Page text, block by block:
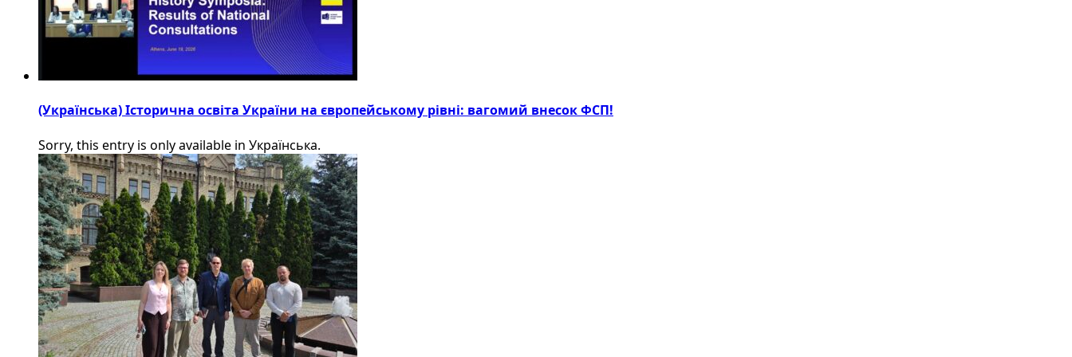
(Українська) Історична освіта України на європейському рівні: вагомий внесок ФСП!
Sorry, this entry is only available in Українська.